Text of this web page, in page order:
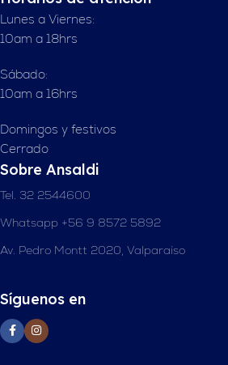
Lunes a Viernes:
10am a 18hrs
Sábado:
10am a 16hrs
Domingos y festivos
Cerrado
Sobre Ansaldi
Tel. 32 2544600
Whatsapp +56 9 8572 5892
Av. Pedro Montt 2020, Valparaíso
Síguenos en